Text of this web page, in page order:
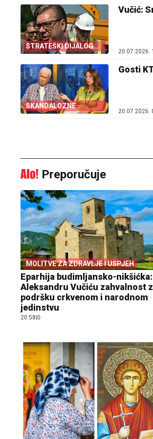
STRATEŠKI DIJALOG
SA AMERIKOM
Vučić:
20.07.2026.
SKANDALOZNE
PORUKE SA KTV-A
Gosti
20.07.2026.
Preporučuje
MOLITVE ZA ZDRAVLJE I USPJEH
Eparhija budimljansko-nikšićka:
Aleksandru Vučiću zahvalnost
podršku crkvenom i narodnom
jedinstvu
20:58 0